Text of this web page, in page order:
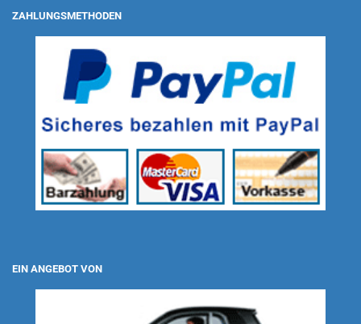
ZAHLUNGSMETHODEN
EIN ANGEBOT VON